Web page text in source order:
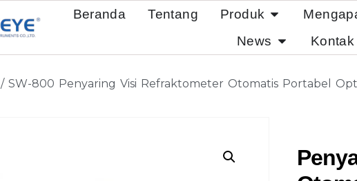
Beranda Tentang Produk
News
Kontak
/ SW-800 Penyaring Visi Refraktometer Otomatis Portabel